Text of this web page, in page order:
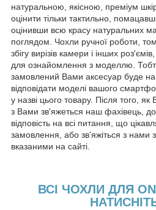
натуральною, якісною, преміум
оцінити тільки тактильно,
оцінивши всю красу натуральних
поглядом. Чохли ручної роботи,
збігу вирізів камери і інших
для ознайомлення з моделлю.
замовлений Вами аксесуар буде на
відповідати моделі вашого
у назві цього товару. Після того,
з Вами зв'яжеться наш фахівець,
відповість на всі питання, що
замовлення, або зв'яжіться з нами
вказаними на сайті.
ВСІ ЧОХЛИ ДЛЯ